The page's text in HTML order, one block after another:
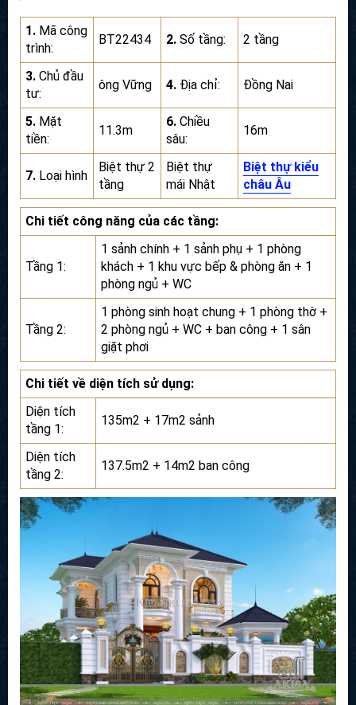
1. Mã công
trình:
BT22434 2. Số tầng: 2 tầng
3. Chủ đầu
tư:
ông Vững 4. Địa chỉ: Đồng Nai
5. Mặt
tiền:
11.3m
6. Chiều
sâu:
16m
7. Loại hình
Biệt thự 2
tầng
Biệt thự
mái Nhật
Biệt thự kiểu
châu Âu
Chi tiết công năng của các tầng:
Tầng 1:
1 sảnh chính + 1 sảnh phụ + 1 phòng
khách + 1 khu vực bếp & phòng ăn + 1
phòng ngủ + WC
Tầng 2:
1 phòng sinh hoạt chung + 1 phòng thờ +
2 phòng ngủ + WC + ban công + 1 sân
giặt phơi
Chi tiết về diện tích sử dụng:
Diện tích
tầng 1:
135m2 + 17m2 sảnh
Diện tích
tầng 2:
137.5m2 + 14m2 ban công